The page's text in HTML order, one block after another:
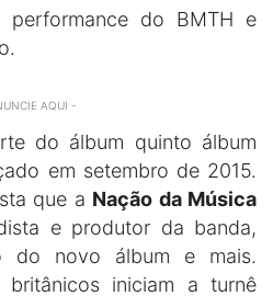
performance do BMTH e
AQUI -
do álbum quinto álbum
em setembro de 2015.
que a Nação da Música
e produtor da banda,
do novo álbum e mais.
britânicos iniciam a turnê